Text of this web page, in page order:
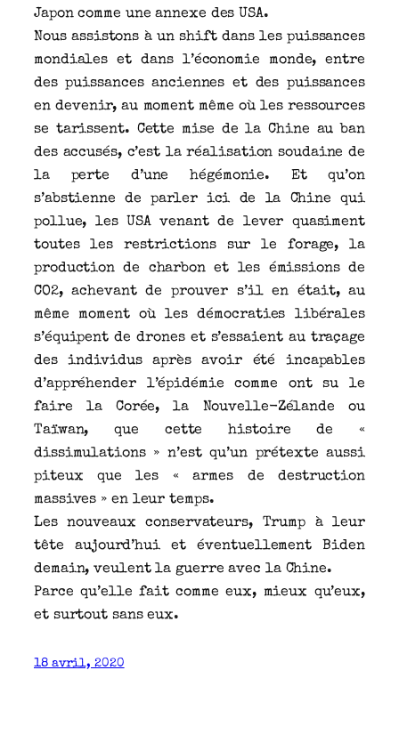
Japon comme une annexe des USA.
Nous assistons à un shift dans les puissances
mondiales et dans l’économie monde, entre
des puissances anciennes et des puissances
en devenir, au moment même où les ressources
se tarissent. Cette mise de la Chine au ban
des accusés, c’est la réalisation soudaine de
la perte d’une hégémonie. Et qu’on
s’abstienne de parler ici de la Chine qui
pollue, les USA venant de lever quasiment
toutes les restrictions sur le forage, la
production de charbon et les émissions de
CO2, achevant de prouver s’il en était, au
même moment où les démocraties libérales
s’équipent de drones et s’essaient au traçage
des individus après avoir été incapables
d’appréhender l’épidémie comme ont su le
faire la Corée, la Nouvelle-Zélande ou
Taïwan, que cette histoire de «
dissimulations » n’est qu’un prétexte aussi
piteux que les « armes de destruction
massives » en leur temps.
Les nouveaux conservateurs, Trump à leur
tête aujourd’hui et éventuellement Biden
demain, veulent la guerre avec la Chine.
Parce qu’elle fait comme eux, mieux qu’eux,
et surtout sans eux.
18 avril, 2020